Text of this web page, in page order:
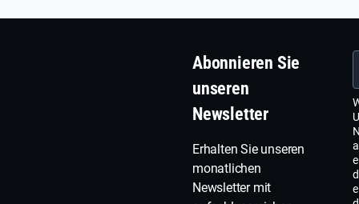
Abonnieren Sie
unseren
Newsletter
Erhalten Sie unseren
monatlichen
Newsletter mit